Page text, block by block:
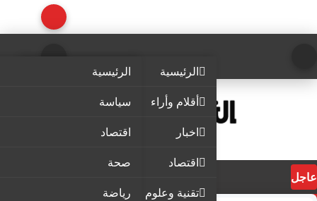
الرئيسية
أقلام وأراء
اخبار
اقتصاد
تقنية وعلوم
الرئيسية
سياسة
اقتصاد
صحة
رياضة
عاجل